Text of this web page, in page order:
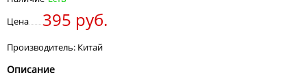
Цена
395 руб.
Производитель: Китай
Описание